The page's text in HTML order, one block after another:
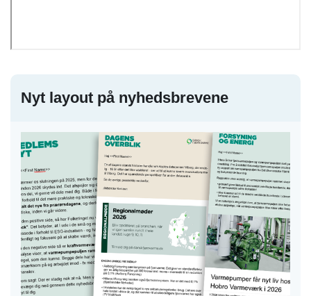
Nyt layout på nyhedsbrevene